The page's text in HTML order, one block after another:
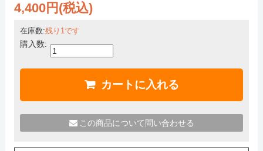
4,400円(税込)
在庫数:残り1です
購入数:
この商品について問い合わせる